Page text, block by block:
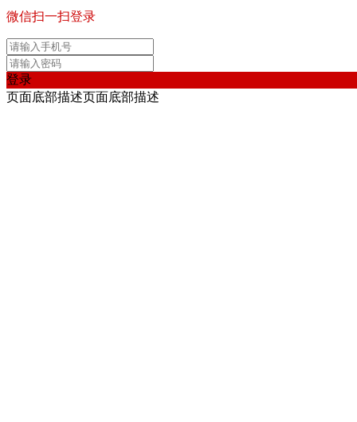
微信扫一扫登录
登录
页面底部描述页面底部描述